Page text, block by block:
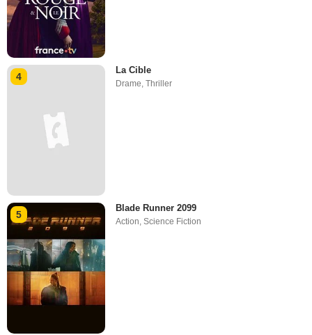
4
La Cible
Drame,Thriller
5
Blade Runner 2099
Action,Science Fiction